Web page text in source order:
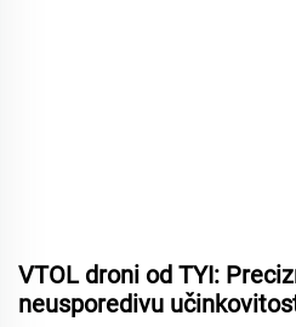
VTOL droni od TYI:
neusporedivu